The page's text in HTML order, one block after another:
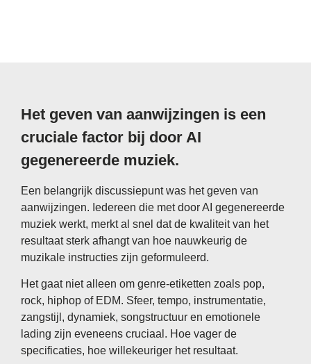
Het geven van aanwijzingen is een
cruciale factor bij door AI
gegenereerde muziek.
Een belangrijk discussiepunt was het geven van
aanwijzingen. Iedereen die met door AI gegenereerde
muziek werkt, merkt al snel dat de kwaliteit van het
resultaat sterk afhangt van hoe nauwkeurig de
muzikale instructies zijn geformuleerd.
Het gaat niet alleen om genre-etiketten zoals pop,
rock, hiphop of EDM. Sfeer, tempo, instrumentatie,
zangstijl, dynamiek, songstructuur en emotionele
lading zijn eveneens cruciaal. Hoe vager de
specificaties, hoe willekeuriger het resultaat.